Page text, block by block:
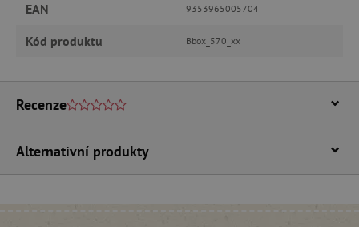
EAN 9353965005704
Kód produktu Bbox_570_xx
Recenze
Alternativní produkty
Funkční soubory
základní funkce webových stránek, jako je
cookie správně používat.
Název
__cf_bm